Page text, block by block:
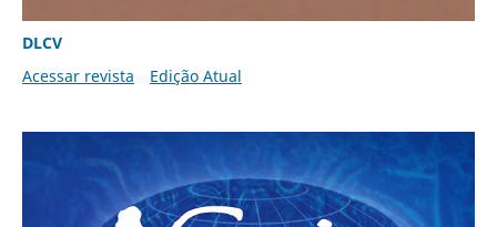
DLCV
Acessar revista
Edição Atual